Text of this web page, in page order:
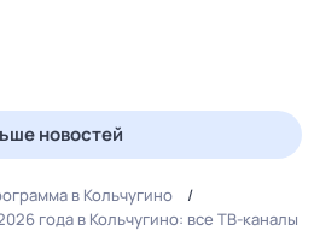
новостей
в Кольчугино
года в Кольчугино: все ТВ-каналы